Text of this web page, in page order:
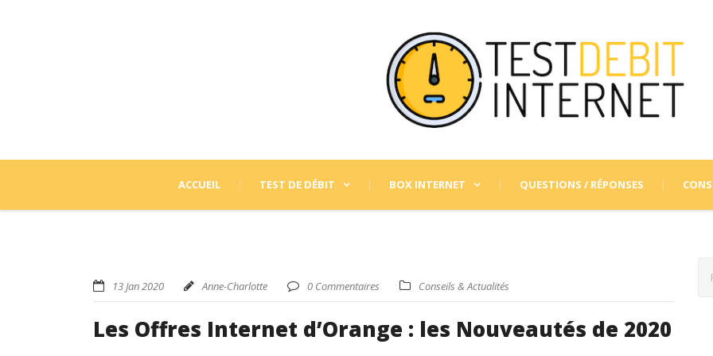
ACCUEIL TEST DE DÉBIT BOX INTERNET QUESTIONS / RÉPONSES
13 Jan 2020 Anne-Charlotte 0 Commentaires Conseils & Actualités
Les Offres Internet d’Orange : les Nouveautés de 2020